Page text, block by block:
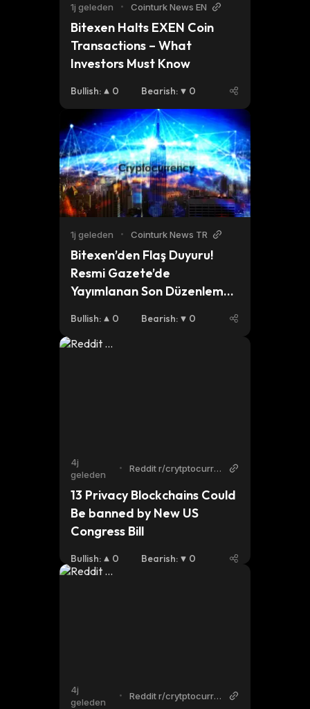
1j geleden • Cointurk News EN
Bitexen Halts EXEN Coin
Transactions – What
Investors Must Know
Bullish: 0 Bearish: 0
1j geleden • Cointurk News TR
Bitexen’den Flaş Duyuru!
Resmi Gazete’de
Yayımlanan Son Düzenleme
Bullish: 0 Bearish: 0
4j
geleden
•
Reddit r/crytptocurre
13 Privacy Blockchains Could
Be banned by New US
Congress Bill
Bullish: 0 Bearish: 0
4j
geleden
•
Reddit r/crytptocurre